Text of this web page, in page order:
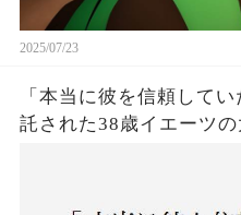
2025/07/23
「本当に彼を信頼して
託された38歳イエーツ